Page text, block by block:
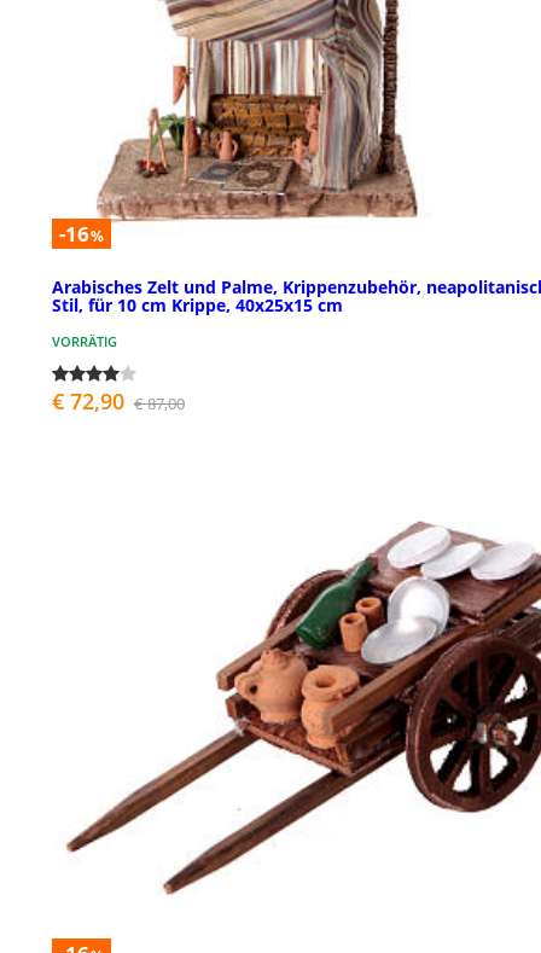
-16%
Arabisches Zelt und Palme, Krippenzubehör,
Stil, für 10 cm Krippe, 40x25x15 cm
VORRÄTIG
€ 72,90 € 87,00